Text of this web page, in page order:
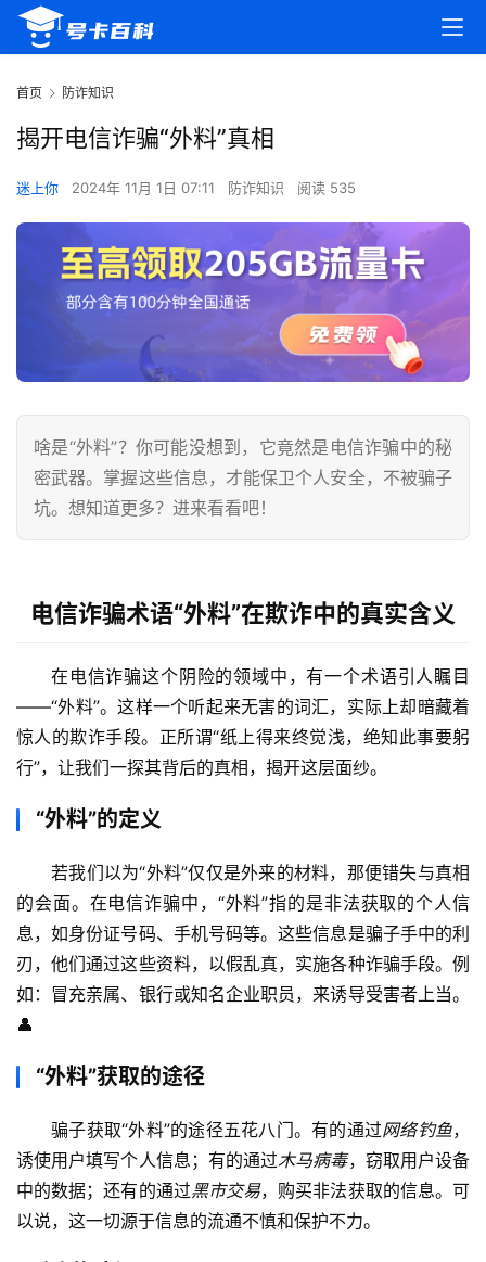
首页 防诈知识
揭开电信诈骗“外料”真相
迷上你 2024年 11月 1日 07:11 防诈知识 阅读 535
啥是“外料”？你可能没想到，它竟然是电信诈骗中的秘
密武器。掌握这些信息，才能保卫个人安全，不被骗子
坑。想知道更多？进来看看吧！
电信诈骗术语“外料”在欺诈中的真实含义
在电信诈骗这个阴险的领域中，有一个术语引人瞩目
——“外料”。这样一个听起来无害的词汇，实际上却暗藏着
惊人的欺诈手段。正所谓“纸上得来终觉浅，绝知此事要躬
行”，让我们一探其背后的真相，揭开这层面纱。
“外料”的定义
若我们以为“外料”仅仅是外来的材料，那便错失与真相
的会面。在电信诈骗中，“外料”指的是非法获取的个人信
息，如身份证号码、手机号码等。这些信息是骗子手中的利
刃，他们通过这些资料，以假乱真，实施各种诈骗手段。例
如：冒充亲属、银行或知名企业职员，来诱导受害者上当。
👤
“外料”获取的途径
骗子获取“外料”的途径五花八门。有的通过网络钓鱼，
诱使用户填写个人信息；有的通过木马病毒，窃取用户设备
中的数据；还有的通过黑市交易，购买非法获取的信息。可
以说，这一切源于信息的流通不慎和保护不力。